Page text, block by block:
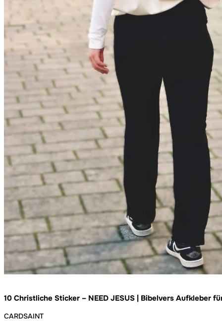
10 Christliche Sticker – NEED JESUS | Bibelvers Aufkleber
CARDSAINT